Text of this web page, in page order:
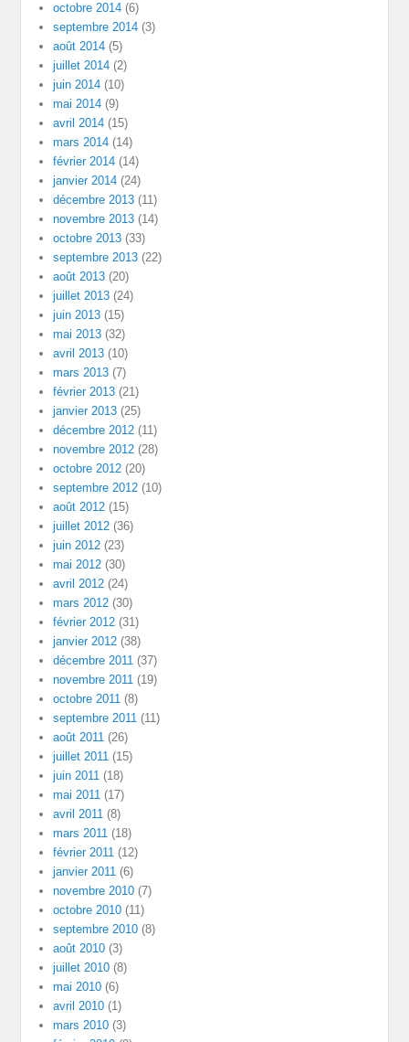
octobre 2014 (6)
septembre 2014 (3)
août 2014 (5)
juillet 2014 (2)
juin 2014 (10)
mai 2014 (9)
avril 2014 (15)
mars 2014 (14)
février 2014 (14)
janvier 2014 (24)
décembre 2013 (11)
novembre 2013 (14)
octobre 2013 (33)
septembre 2013 (22)
août 2013 (20)
juillet 2013 (24)
juin 2013 (15)
mai 2013 (32)
avril 2013 (10)
mars 2013 (7)
février 2013 (21)
janvier 2013 (25)
décembre 2012 (11)
novembre 2012 (28)
octobre 2012 (20)
septembre 2012 (10)
août 2012 (15)
juillet 2012 (36)
juin 2012 (23)
mai 2012 (30)
avril 2012 (24)
mars 2012 (30)
février 2012 (31)
janvier 2012 (38)
décembre 2011 (37)
novembre 2011 (19)
octobre 2011 (8)
septembre 2011 (11)
août 2011 (26)
juillet 2011 (15)
juin 2011 (18)
mai 2011 (17)
avril 2011 (8)
mars 2011 (18)
février 2011 (12)
janvier 2011 (6)
novembre 2010 (7)
octobre 2010 (11)
septembre 2010 (8)
août 2010 (3)
juillet 2010 (8)
mai 2010 (6)
avril 2010 (1)
mars 2010 (3)